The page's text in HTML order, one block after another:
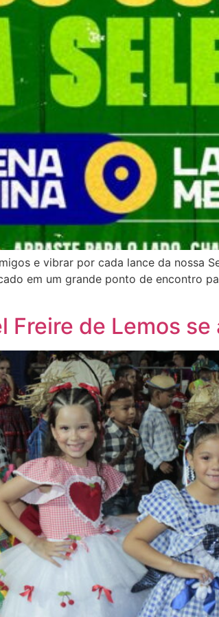
e vibrar por cada lance da nossa
em um grande ponto de encontro
Freire de Lemos